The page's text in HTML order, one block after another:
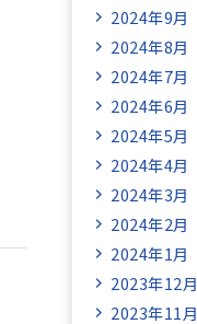
2024年9月
2024年8月
2024年7月
2024年6月
2024年5月
2024年4月
2024年3月
2024年2月
2024年1月
2023年12月
2023年11月